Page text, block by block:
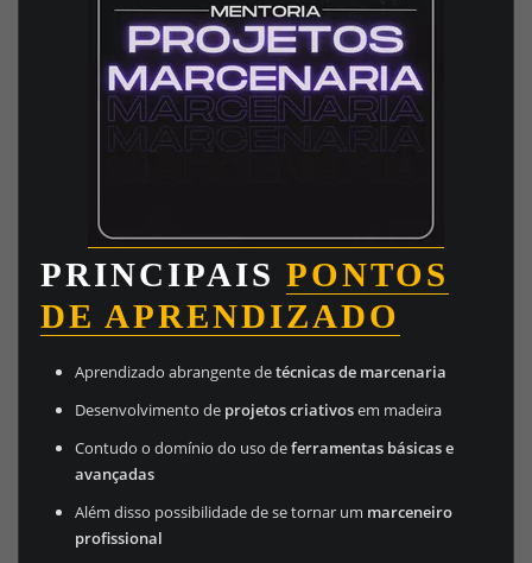
PRINCIPAIS PONTOS
DE APRENDIZADO
Aprendizado abrangente detécnicas de marcenaria
Desenvolvimento de projetos criativosem madeira
Contudo o domínio do uso deferramentas básicas e
avançadas
Além disso possibilidade de se tornar um marceneiro
profissional